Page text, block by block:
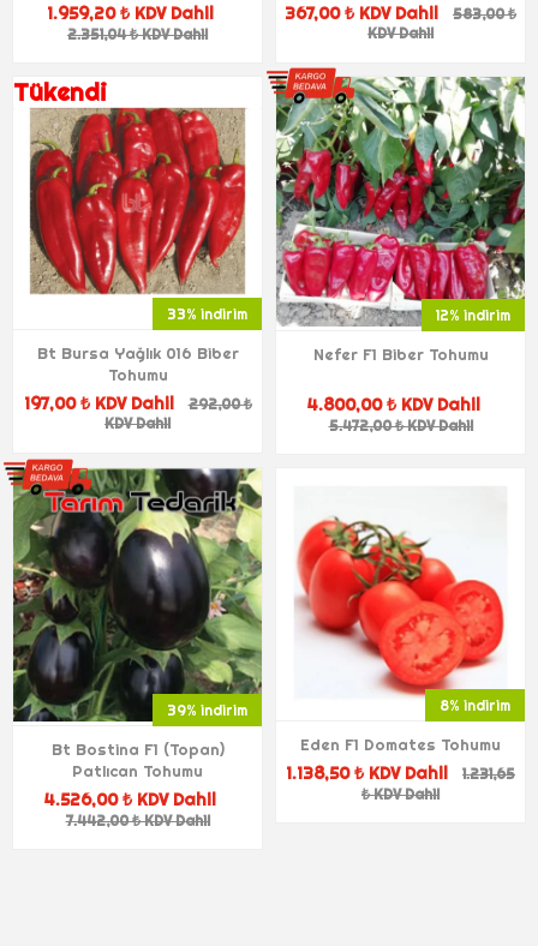
1.959,20 ₺ KDV Dahil
2.351,04 ₺ KDV Dahil
367,00 ₺ KDV Dahil
583,00 ₺
KDV Dahil
Tükendi
33% indirim
Bt Bursa Yağlık 016 Biber
Tohumu
197,00 ₺ KDV Dahil
292,00 ₺
KDV Dahil
12% indirim
Nefer F1 Biber Tohumu
4.800,00 ₺ KDV Dahil
5.472,00 ₺ KDV Dahil
39% indirim
Bt Bostina F1 (Topan)
Patlıcan Tohumu
4.526,00 ₺ KDV Dahil
7.442,00 ₺ KDV Dahil
8% indirim
Eden F1 Domates Tohumu
1.138,50 ₺ KDV Dahil
1.231,65
₺ KDV Dahil